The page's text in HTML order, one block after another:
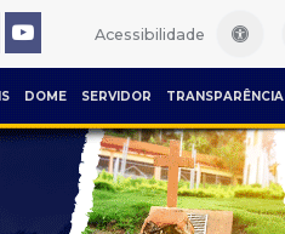
Acessibilidade
DOME SERVIDOR TRANSPARÊNCIA